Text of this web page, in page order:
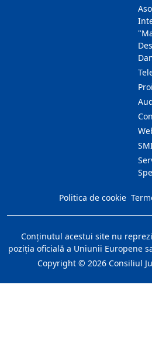
Politica de cookie
Conţinutul acestui site nu
poziţia oficială a Uniunii Europene
Copyright © 2026 Consiliul